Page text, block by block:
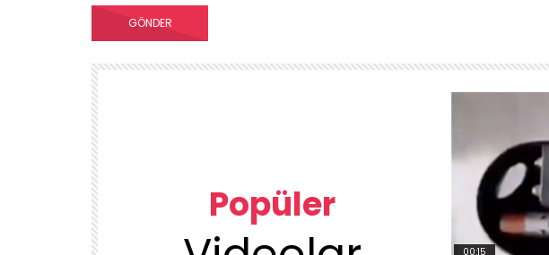
Popüler
00:15